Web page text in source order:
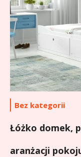
Bez kategorii
Łóżko domek,
aranżacji